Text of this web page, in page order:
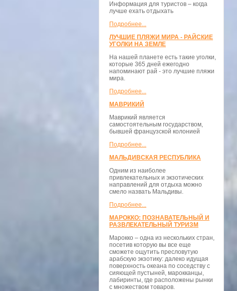
Информация для туристов – когда
лучше ехать отдыхать
Подробнее...
ЛУЧШИЕ ПЛЯЖИ МИРА - РАЙСКИЕ
УГОЛКИ НА ЗЕМЛЕ
На нашей планете есть такие уголки,
которые 365 дней ежегодно
напоминают рай - это лучшие пляжи
мира.
Подробнее...
МАВРИКИЙ
Маврикий является
самостоятельным государством,
бывшей французской колонией
Подробнее...
МАЛЬДИВСКАЯ РЕСПУБЛИКА
Одним из наиболее
привлекательных и экзотических
направлений для отдыха можно
смело назвать Мальдивы.
Подробнее...
МАРОККО: ПОЗНАВАТЕЛЬНЫЙ И
РАЗВЛЕКАТЕЛЬНЫЙ ТУРИЗМ
Марокко – одна из нескольких стран,
посетив которую вы все еще
сможете ощутить пресловутую
арабскую экзотику: далеко идущая
поверхность океана по соседству с
сияющей пустыней, марокканцы,
лабиринты, где расположены рынки
с множеством товаров.